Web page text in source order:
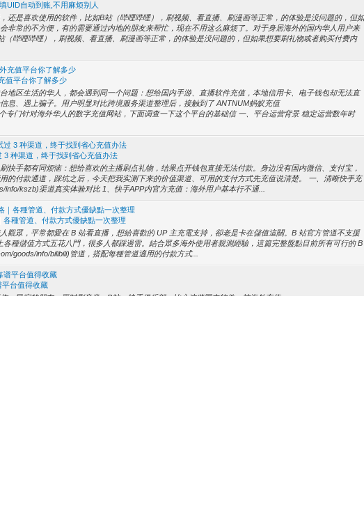
UID自动到账,不用麻烦别人
还是喜欢使用的软件，比如B站（哔哩哔哩），刷视频、看直播、刷漫画等正常，的体验是没问题的，但
非常的不方便，有的需要通过内地的朋友来帮忙，现在不用这么麻烦了。对于身居海外的国内华人用户来
（哔哩哔哩），刷视频、看直播、刷漫画等正常，的体验是没问题的，但如果想要刷礼物或者购买付费内
充值平台你了解多少
值平台你了解多少
地区生活的华人，都会遇到同一个问题：想给国内手游、直播软件充值，本地信用卡、电子钱包却无法直
息、遇上骗子。用户明显对比跨境服务渠道整理后，接触到了 ANTNUM蚂蚁充值
专门针对海外华人的数字充值网站，下面调查一下这个平台的基础信 一、平台运营背景 稳定运营数年时
过 3 种渠道，终于找到省心充值办法
3 种渠道，终于找到省心充值办法
快手都有同烦恼：想给喜欢的主播刷点礼物，结果点开钱包直接无法付款。身边没有国内微信、支付宝，
的付款通道，踩坑之后，今天把我实测下来的价值渠道、可用的支付方式先充值说清楚。 一、清晰快手充
info/kszb)渠道真实体验对比 1、快手APP内官方充值：海外用户基本行不通...
｜各種管道、付款方式優缺點一次整理
各種管道、付款方式優缺點一次整理
觀眾，平常都愛在 B 站看直播，想給喜歡的 UP 主充電支持，卻老是卡在儲值這關。B 站官方管道不支援
種儲值方式五花八門，很多人都踩過雷。結合眾多海外使用者親測經驗，這篇完整盤點目前所有可行的 B
goods/info/bilibili)管道，搭配每種管道適用的付款方式...
谱平台值得收藏
平台值得收藏
、民宿的朋友，平时刷音音、B站、快手俱乐部、比心这些国内软件，被海外充值